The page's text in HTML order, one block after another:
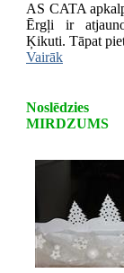
AS CATA
Ērgļi ir
Ķikuti. Tāpat
Vairāk
Noslēdzies
MIRDZUMS